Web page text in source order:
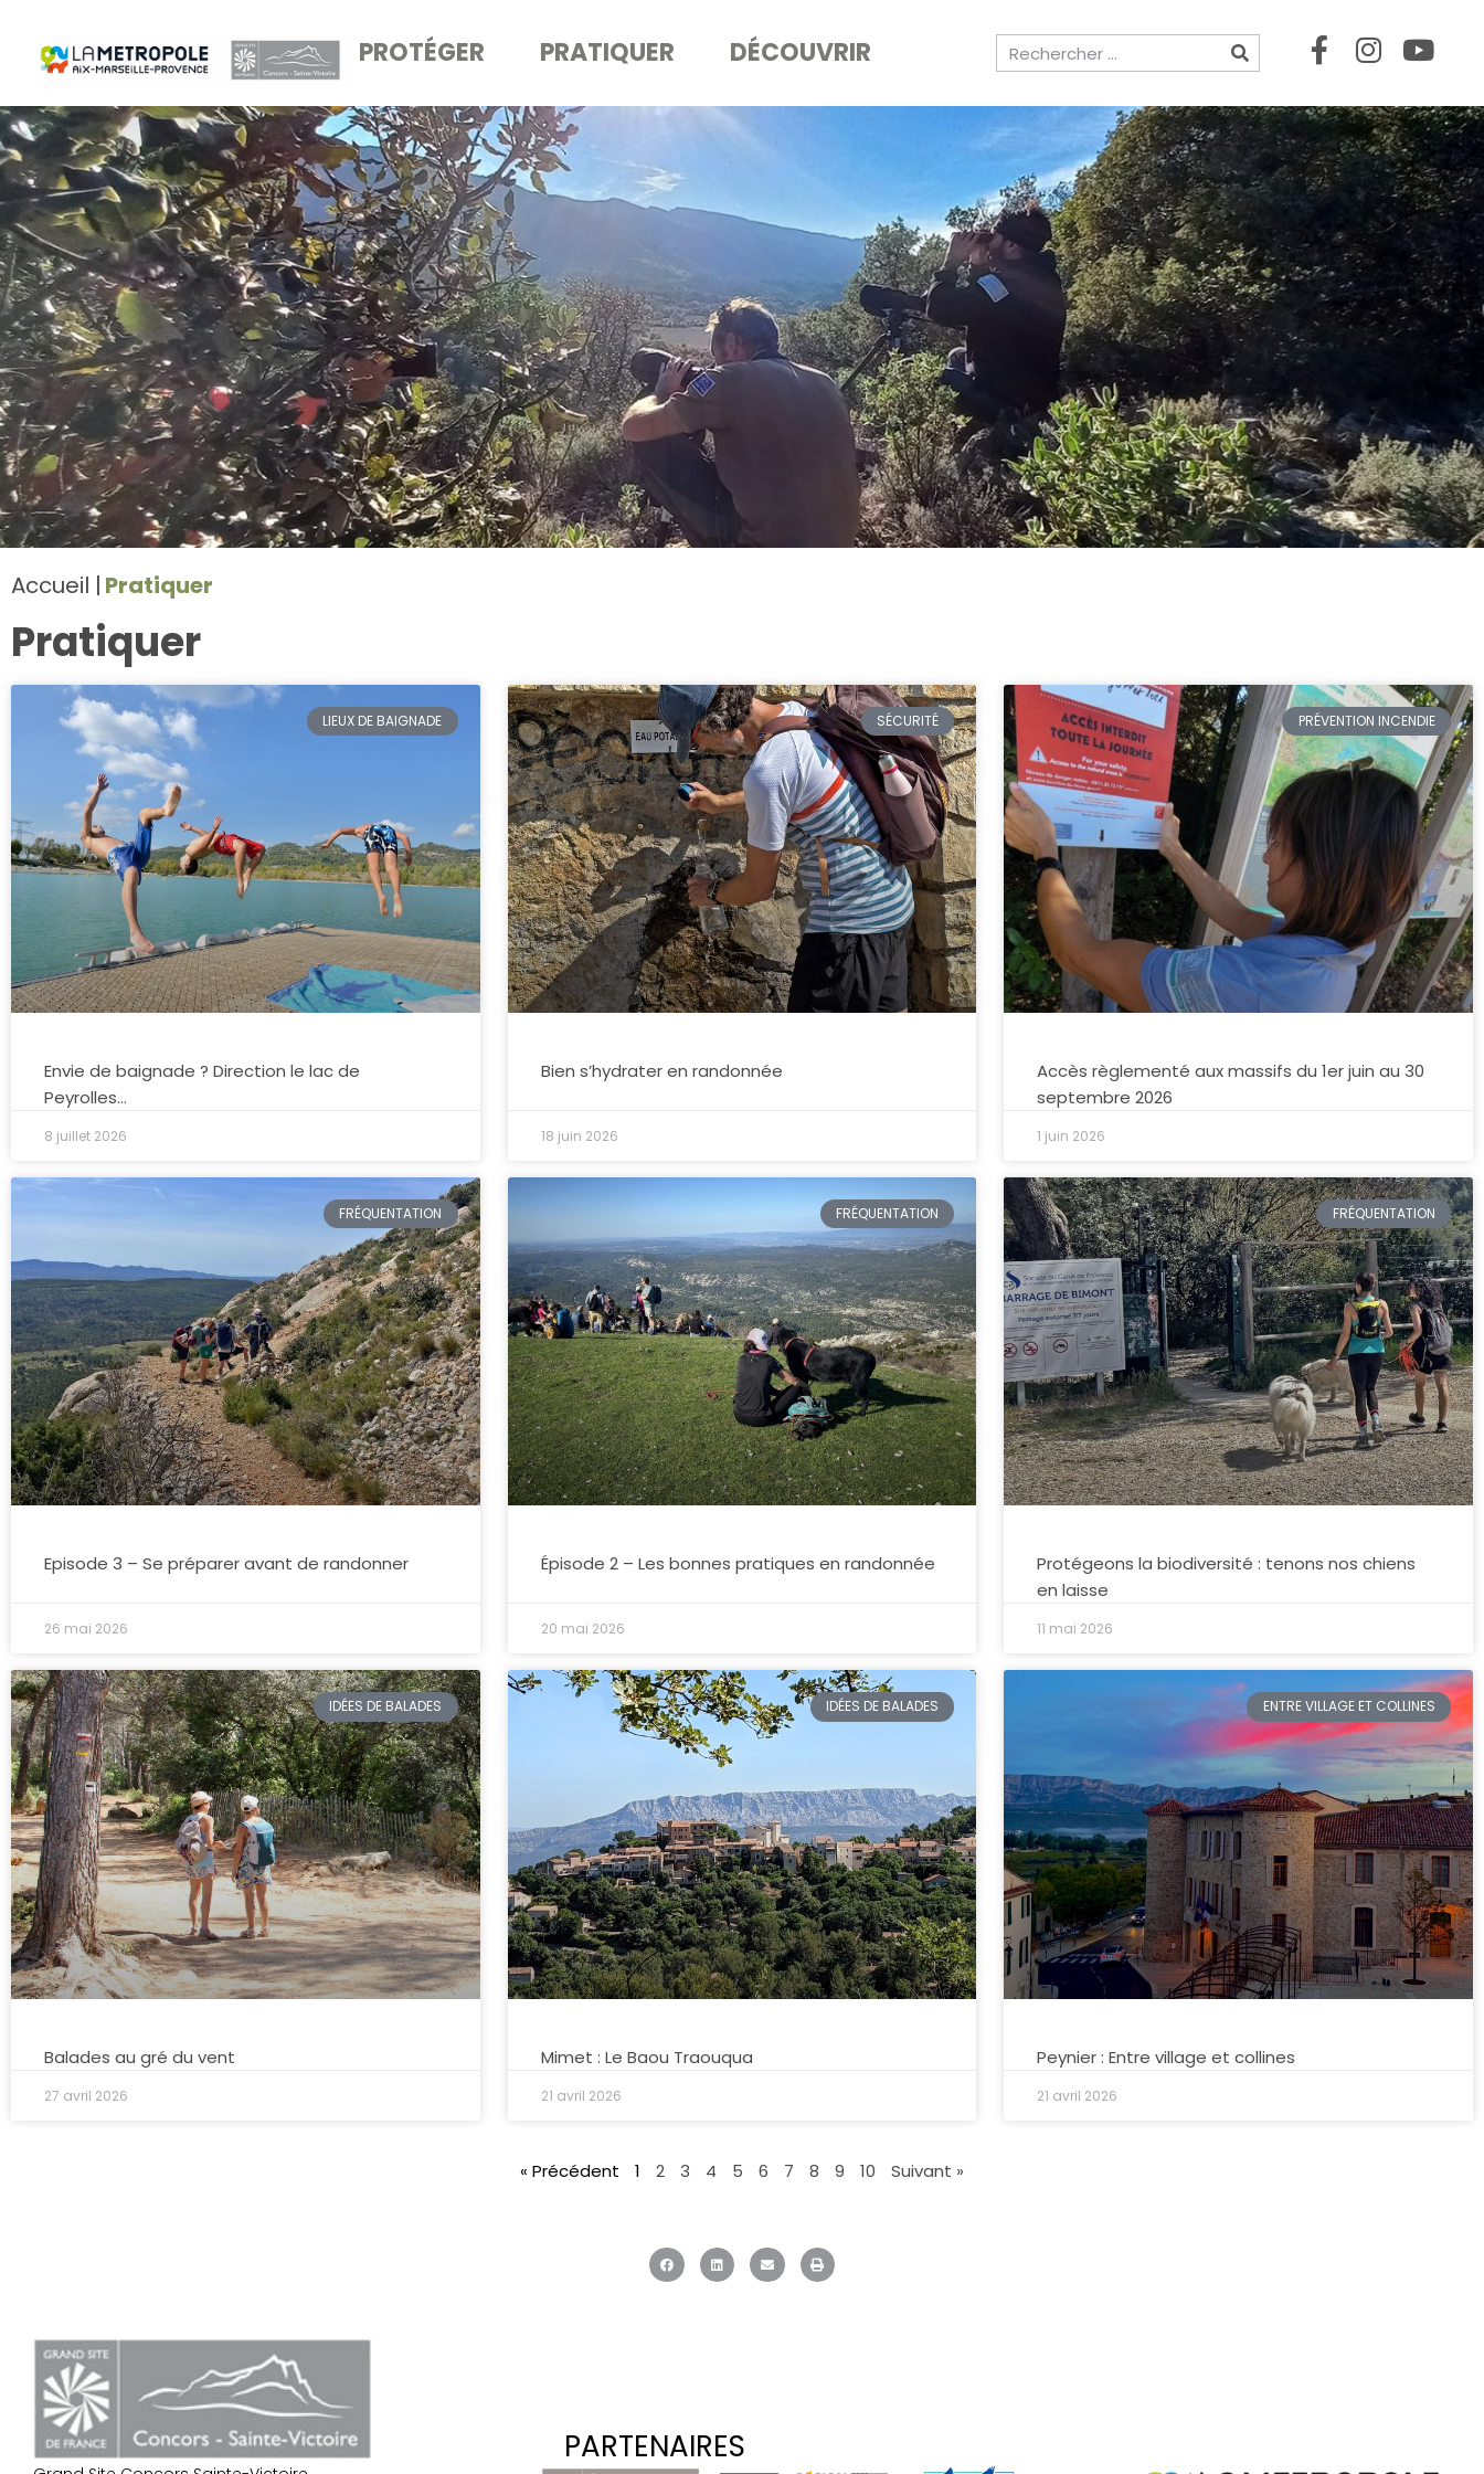
PROTÉGER PRATIQUER DÉCOUVRIR
Accueil Pratiquer
Pratiquer
LIEUX DE BAIGNADE
Envie de baignade ? Direction le lac de
Peyrolles…
8 juillet 2026
SÉCURITÉ
Bien s’hydrater en randonnée
18 juin 2026
PRÉVENTION INCENDIE
Accès règlementé aux massifs du 1er juin au 30
septembre 2026
1 juin 2026
FRÉQUENTATION
Episode 3 – Se préparer avant de randonner
26 mai 2026
FRÉQUENTATION
Épisode 2 – Les bonnes pratiques en randonnée
20 mai 2026
FRÉQUENTATION
Protégeons la biodiversité : tenons nos chiens
en laisse
11 mai 2026
IDÉES DE BALADES
Balades au gré du vent
27 avril 2026
IDÉES DE BALADES
Mimet : Le Baou Traouqua
21 avril 2026
ENTRE VILLAGE ET COLLINES
Peynier : Entre village et collines
21 avril 2026
« Précédent 1 2 3 4 5 6 7 8 9 10 Suivant »
PARTENAIRES